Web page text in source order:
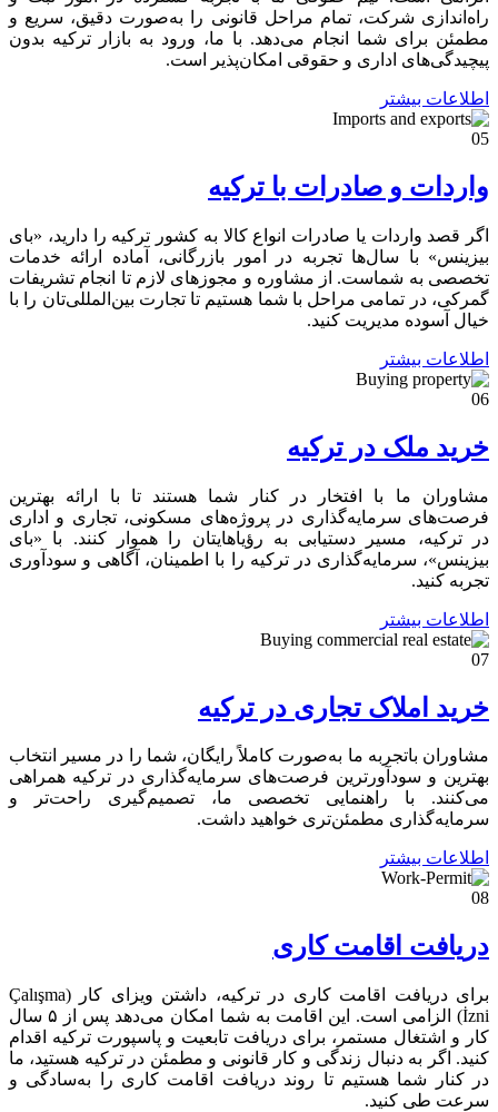
راه‌اندازی شرکت، تمام مراحل قانونی را به‌صورت دقیق، سریع و
مطمئن برای شما انجام می‌دهد. با ما، ورود به بازار ترکیه بدون
پیچیدگی‌های اداری و حقوقی امکان‌پذیر است.
اطلاعات بیشتر
05
واردات و صادرات با ترکیه
اگر قصد واردات یا صادرات انواع کالا به کشور ترکیه را دارید، «بای
بیزینس» با سال‌ها تجربه در امور بازرگانی، آماده ارائه خدمات
تخصصی به شماست. از مشاوره و مجوزهای لازم تا انجام تشریفات
گمرکی، در تمامی مراحل با شما هستیم تا تجارت بین‌المللی‌تان را با
خیال آسوده مدیریت کنید.
اطلاعات بیشتر
06
خرید ملک در ترکیه
مشاوران ما با افتخار در کنار شما هستند تا با ارائه بهترین
فرصت‌های سرمایه‌گذاری در پروژه‌های مسکونی، تجاری و اداری
در ترکیه، مسیر دستیابی به رؤیاهایتان را هموار کنند. با «بای
بیزینس»، سرمایه‌گذاری در ترکیه را با اطمینان، آگاهی و سودآوری
تجربه کنید.
اطلاعات بیشتر
07
خرید املاک تجاری در ترکیه
مشاوران باتجربه ما به‌صورت کاملاً رایگان، شما را در مسیر انتخاب
بهترین و سودآورترین فرصت‌های سرمایه‌گذاری در ترکیه همراهی
می‌کنند. با راهنمایی تخصصی ما، تصمیم‌گیری راحت‌تر و
سرمایه‌گذاری مطمئن‌تری خواهید داشت.
اطلاعات بیشتر
08
دریافت اقامت کاری
برای دریافت اقامت کاری در ترکیه، داشتن ویزای کار (Çalışma
İzni) الزامی است. این اقامت به شما امکان می‌دهد پس از ۵ سال
کار و اشتغال مستمر، برای دریافت تابعیت و پاسپورت ترکیه اقدام
کنید. اگر به دنبال زندگی و کار قانونی و مطمئن در ترکیه هستید، ما
در کنار شما هستیم تا روند دریافت اقامت کاری را به‌سادگی و
سرعت طی کنید.